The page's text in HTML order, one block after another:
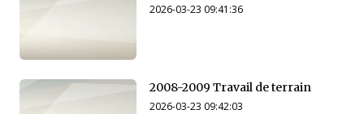
2026-03-23 09:41:36
2008-2009 Travail de terrain
2026-03-23 09:42:03